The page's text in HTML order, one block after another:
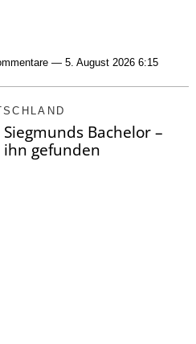
— 5. August 2026 6:15
Bachelor –
ihn gefunden